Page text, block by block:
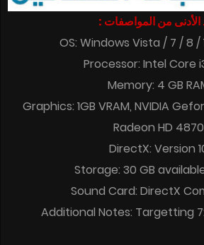
الأدنى من المواصفات :
OS: Windows Vista / 7 / 8 /
Processor: Intel Core
Memory: 4 GB
Graphics: 1GB VRAM, NVIDIA
Radeon HD 4870
DirectX: Version
Storage: 30 GB
Sound Card: DirectX
Additional Notes: Targetting